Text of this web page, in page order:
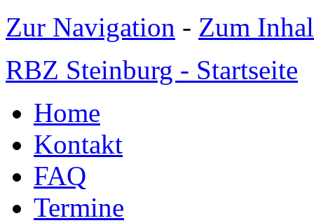
Zur Navigation - Zum
RBZ Steinburg - Startseite
Home
Kontakt
FAQ
Termine